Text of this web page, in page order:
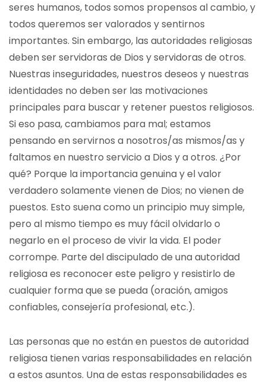
seres humanos, todos somos propensos al cambio, y
todos queremos ser valorados y sentirnos
importantes. Sin embargo, las autoridades religiosas
deben ser servidoras de Dios y servidoras de otros.
Nuestras inseguridades, nuestros deseos y nuestras
identidades no deben ser las motivaciones
principales para buscar y retener puestos religiosos.
Si eso pasa, cambiamos para mal; estamos
pensando en servirnos a nosotros/as mismos/as y
faltamos en nuestro servicio a Dios y a otros. ¿Por
qué? Porque la importancia genuina y el valor
verdadero solamente vienen de Dios; no vienen de
puestos. Esto suena como un principio muy simple,
pero al mismo tiempo es muy fácil olvidarlo o
negarlo en el proceso de vivir la vida. El poder
corrompe. Parte del discipulado de una autoridad
religiosa es reconocer este peligro y resistirlo de
cualquier forma que se pueda (oración, amigos
confiables, consejería profesional, etc.).
Las personas que no están en puestos de autoridad
religiosa tienen varias responsabilidades en relación
a estos asuntos. Una de estas responsabilidades es